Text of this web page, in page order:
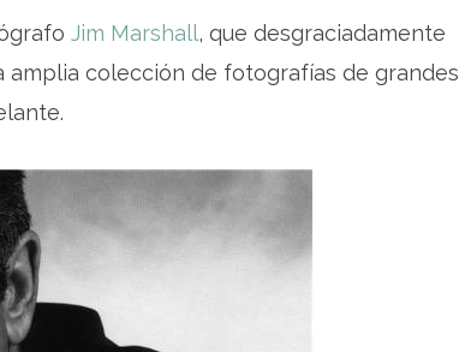
Jim Marshall, que desgraciadamente
amplia colección de fotografías de grandes